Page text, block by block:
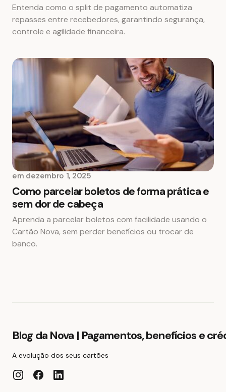
Entenda como o split de pagamento automatiza
repasses entre recebedores, garantindo segurança,
controle e agilidade financeira.
em dezembro 1, 2025
Como parcelar boletos de forma prática e
sem dor de cabeça
Aprenda a parcelar boletos com facilidade usando o
Cartão Nova, sem perder benefícios ou trocar de
banco.
Blog da Nova | Pagamentos, benefícios e
A evolução dos seus cartões